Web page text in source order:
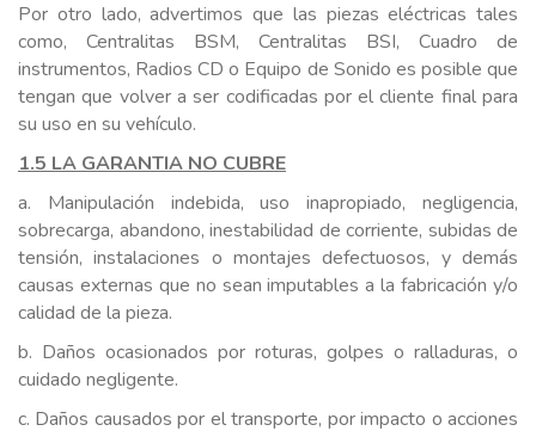
Por otro lado, advertimos que las piezas eléctricas tales
como, Centralitas BSM, Centralitas BSI, Cuadro de
instrumentos, Radios CD o Equipo de Sonido es posible que
tengan que volver a ser codificadas por el cliente final para
su uso en su vehículo.
1.5 LA GARANTIA NO CUBRE
a. Manipulación indebida, uso inapropiado, negligencia,
sobrecarga, abandono, inestabilidad de corriente, subidas de
tensión, instalaciones o montajes defectuosos, y demás
causas externas que no sean imputables a la fabricación y/o
calidad de la pieza.
b. Daños ocasionados por roturas, golpes o ralladuras, o
cuidado negligente.
c. Daños causados por el transporte, por impacto o acciones